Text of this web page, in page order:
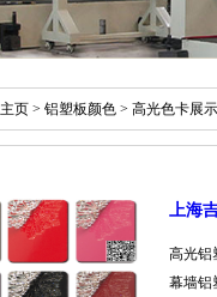
主页 > 铝塑板颜色 > 高光色卡展示
上海
高光铝
幕墙铝